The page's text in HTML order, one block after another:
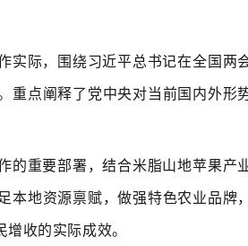
实际，围绕习近平总书记在全国两
重点阐释了党中央对当前国内外形
的重要部署，结合米脂山地苹果产
本地资源禀赋，做强特色农业品牌
收的实际成效。